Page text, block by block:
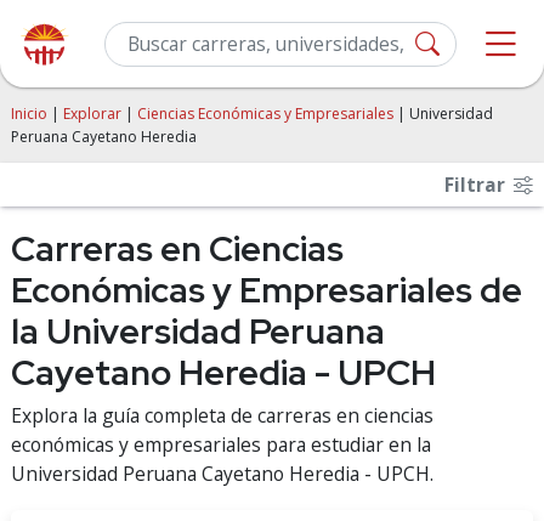
Inicio | Explorar | Ciencias Económicas y Empresariales | Universidad
Peruana Cayetano Heredia
Filtrar
Carreras en Ciencias
Económicas y Empresariales de
la Universidad Peruana
Cayetano Heredia - UPCH
Explora la guía completa de carreras en ciencias
económicas y empresariales para estudiar en la
Universidad Peruana Cayetano Heredia - UPCH.